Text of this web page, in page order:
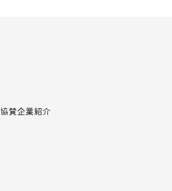
協賛企業紹介